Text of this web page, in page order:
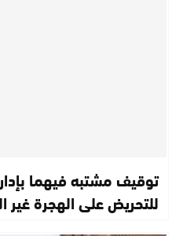
توقيف مشتبه فيهما
للتحريض على الهجرة غير